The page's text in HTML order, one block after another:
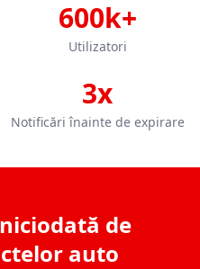
600k+
Utilizatori
3x
Notificări înainte de expirare
de
auto